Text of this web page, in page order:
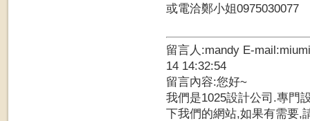
或電洽鄭小姐0975030077
留言人:mandy E-
14 14:32:54
留言內容:您好~
我們是1025設計公司.專門
下我們的網站,如果有需要,